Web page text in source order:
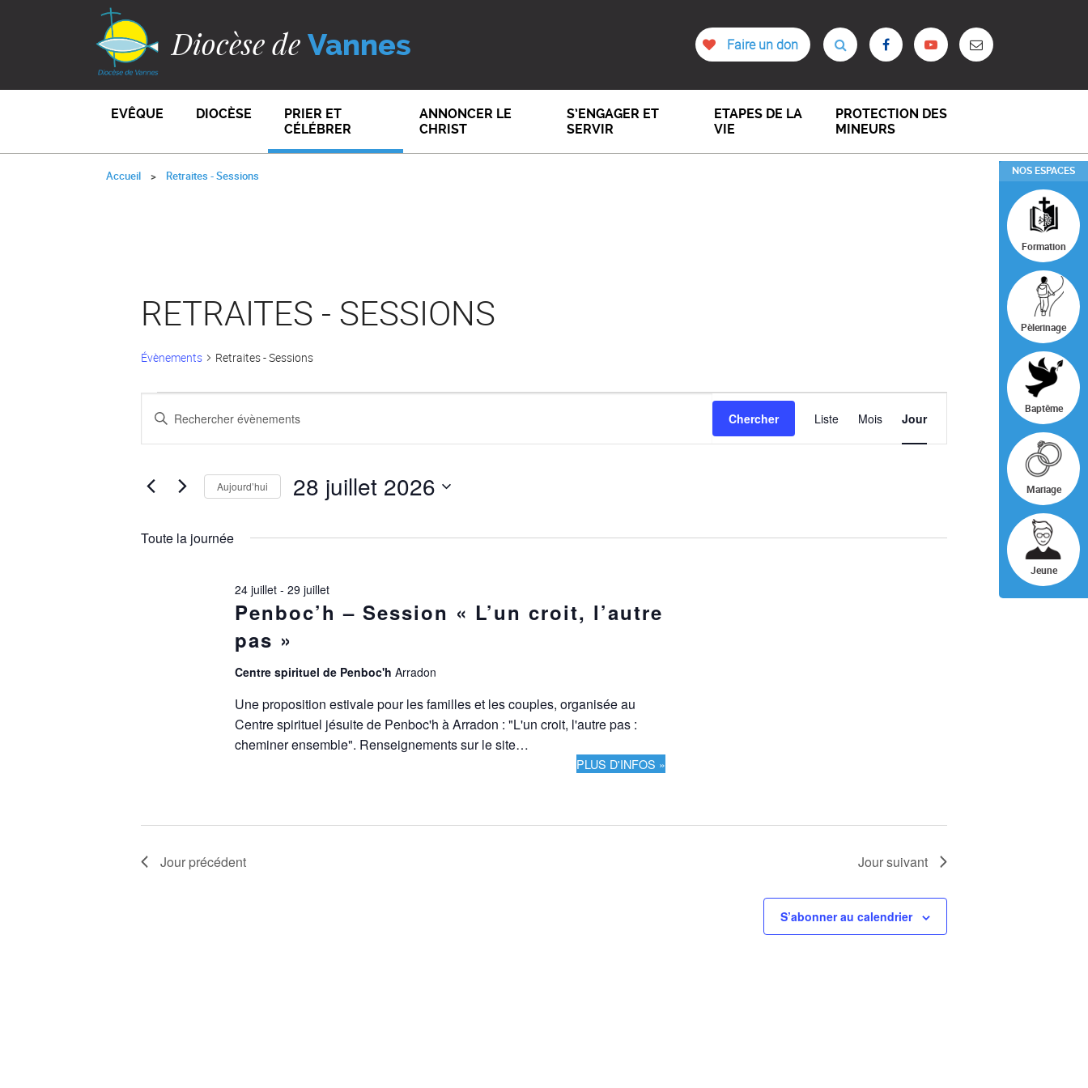
Diocèse de Vannes Faire un don
EVÊQUE DIOCÈSE
PRIER ET
CÉLÉBRER
ANNONCER LE
CHRIST
S’ENGAGER ET
SERVIR
ETAPES DE LA
VIE
PROTECTION DES
MINEURS
NOS ESPACES
Formation
Pèlerinage
Baptême
Mariage
Jeune
Accueil Retraites - Sessions
RETRAITES - SESSIONS
Évènements Retraites - Sessions
ÉVÈNEMENTS
FOR
28
2026
RECHERCHE
ET
NAVIGATION
VUES
ÉVÈNEMENTS
Saisir
clé.
Évènements
par
clé.
Chercher
DE
VUES
Liste Mois Jour
Aujourd’hui 28 juillet 2026
Toute la journée
Penboc’h – Session « L’un croit, l’autre
pas »
24 juillet- 29 juillet
Centre spirituel de Penboc'h Arradon
Une proposition estivale pour les familles et les couples, organisée au
Centre spirituel jésuite de Penboc'h à Arradon : "L'un croit, l'autre pas :
cheminer ensemble". Renseignements sur le site…
PLUS D'INFOS »
Jour précédent Jour suivant
S’abonner au calendrier